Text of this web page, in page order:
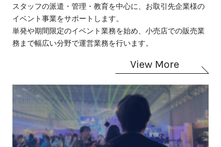
スタッフの派遣・管理・教育を中心に、お取引先企業様の
イベント事業をサポートします。
単発や期間限定のイベント業務を始め、小売店での販売業
務まで幅広い分野で運営業務を行います。
View More